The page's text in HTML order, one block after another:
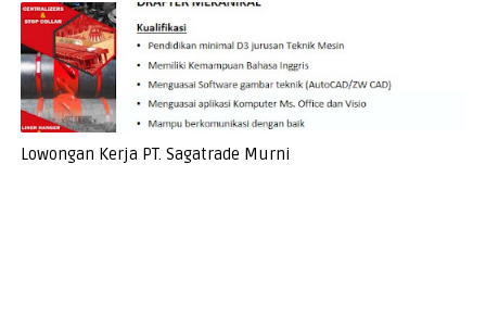
Lowongan Kerja PT. Sagatrade Murni